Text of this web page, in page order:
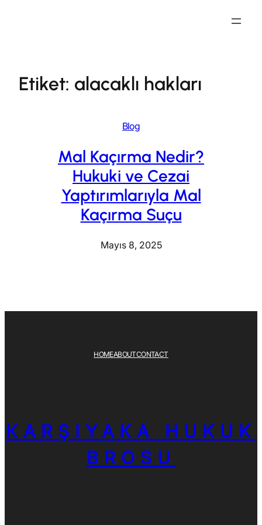
Etiket: alacaklı hakları
Blog
Mal Kaçırma Nedir?
Hukuki ve Cezai
Yaptırımlarıyla Mal
Kaçırma Suçu
Mayıs 8, 2025
HOMEABOUTCONTACT
KARŞIYAKA HUKUK
BROSU